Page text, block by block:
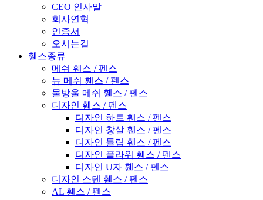
CEO 인사말
회사연혁
인증서
오시는길
휀스종류
메쉬 휀스 / 펜스
뉴 메쉬 휀스 / 펜스
물방울 메쉬 휀스 / 펜스
디자인 휀스 / 펜스
디자인 하트 휀스 / 펜스
디자인 창살 휀스 / 펜스
디자인 튤립 휀스 / 펜스
디자인 플라워 휀스 / 펜스
디자인 U자 휀스 / 펜스
디자인 스텐 휀스 / 펜스
AL 휀스 / 펜스